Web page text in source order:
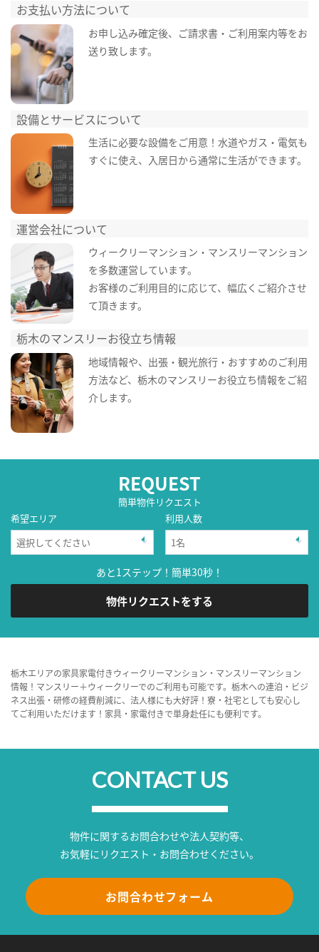
お支払い方法について
お申し込み確定後、ご請求書・ご利用案内等をお
送り致します。
設備とサービスについて
生活に必要な設備をご用意！水道やガス・電気も
すぐに使え、入居日から通常に生活ができます。
運営会社について
ウィークリーマンション・マンスリーマンション
を多数運営しています。
お客様のご利用目的に応じて、幅広くご紹介させ
て頂きます。
栃木のマンスリーお役立ち情報
地域情報や、出張・観光旅行・おすすめのご利用
方法など、栃木のマンスリーお役立ち情報をご紹
介します。
REQUEST
簡単物件リクエスト
希望エリア
利用人数
あと1ステップ！簡単30秒！
物件リクエストをする
栃木エリアの家具家電付きウィークリーマンション・マンスリーマンション
情報！マンスリー＋ウィークリーでのご利用も可能です。栃木への連泊・ビジ
ネス出張・研修の経費削減に、法人様にも大好評！寮・社宅としても安心し
てご利用いただけます！家具・家電付きで単身赴任にも便利です。
CONTACT US
物件に関するお問合わせや法人契約等、
お気軽にリクエスト・お問合わせください。
お問合わせフォーム